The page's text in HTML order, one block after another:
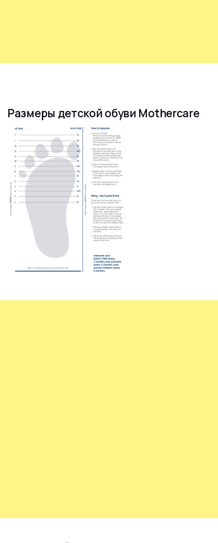
Размеры детской обуви Mothercare